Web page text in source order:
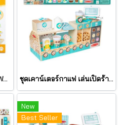
รถเข็นเด็กเล็ก บล๊อกหยอด Wooden Shape Sorting Grocery Cart รุ่น 30732 ยี่ห้อ Melissa & Doug ชุดเคาน์เตอร์กาแฟ เล่นเปิดร้านกาแฟ Deluxe Cafe Barista รุ่น 30602 ยี่ห้อ Melissa & Doug
New
Best Seller